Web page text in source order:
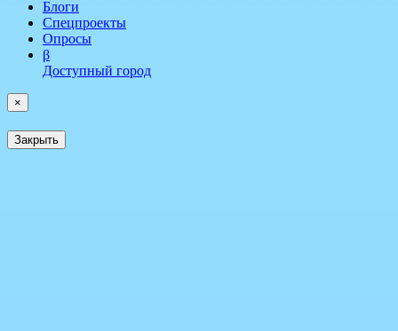
Блоги
Спецпроекты
Опросы
β
Доступный город
×
Закрыть